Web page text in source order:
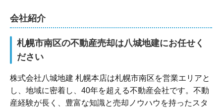
会社紹介
札幌市南区の不動産売却は八城地建にお任せく
ださい
株式会社八城地建 札幌本店は札幌市南区を営業エリアと
し、地域に密着し、40年を超える不動産会社です。不動
産経験が長く、豊富な知識と売却ノウハウを持ったスタ